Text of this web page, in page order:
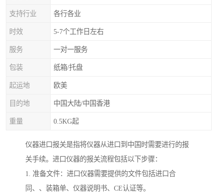
支持行业 各行各业
时效 5-7个工作日左右
服务 一对一服务
包装 纸箱/托盘
起运地 欧美
目的地 中国大陆/中国香港
重量 0.5KG起
仪器进口报关是指将仪器从进口到中国时需要进行的报
关手续。进口仪器的报关流程包括以下步骤：
1. 准备文件：进口仪器需要提供的文件包括进口合
同、、装箱单、仪器说明书、CE认证等。